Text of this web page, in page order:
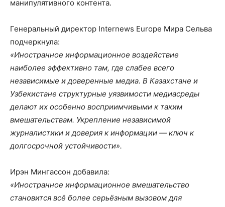
манипулятивного контента.
Генеральный директор Internews Europe Мира Сельва
подчеркнула:
«Иностранное информационное воздействие
наиболее эффективно там, где слабее всего
независимые и доверенные медиа. В Казахстане и
Узбекистане структурные уязвимости медиасреды
делают их особенно восприимчивыми к таким
вмешательствам. Укрепление независимой
журналистики и доверия к информации — ключ к
долгосрочной устойчивости».
Ирэн Мингассон добавила:
«Иностранное информационное вмешательство
становится всё более серьёзным вызовом для